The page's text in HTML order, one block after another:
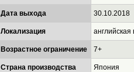
Дата выхода 30.10.2018
Локализация английская
Возрастное ограничение 7+
Страна производства Япония